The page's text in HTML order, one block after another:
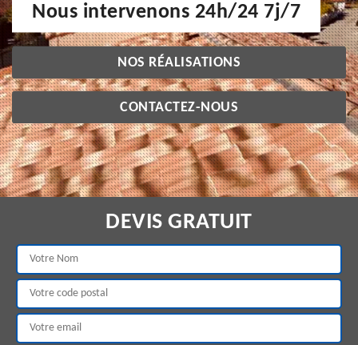
Nous intervenons 24h/24 7j/7
NOS RÉALISATIONS
CONTACTEZ-NOUS
DEVIS GRATUIT